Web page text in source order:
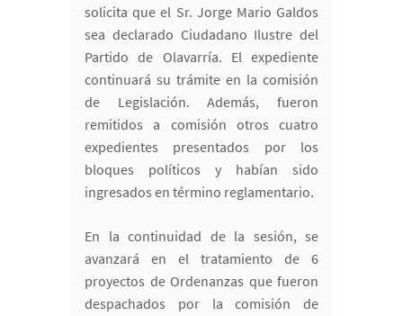
solicita que el Sr. Jorge Mario Galdos
sea declarado Ciudadano Ilustre del
Partido de Olavarría. El expediente
continuará su trámite en la comisión
de Legislación. Además, fueron
remitidos a comisión otros cuatro
expedientes presentados por los
bloques políticos y habían sido
ingresados en término reglamentario.
En la continuidad de la sesión, se
avanzará en el tratamiento de 6
proyectos de Ordenanzas que fueron
despachados por la comisión de